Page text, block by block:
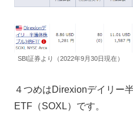
SBI証券より（2022年9月30日現在）
４つめはDirexionデイリー
ETF（SOXL）です。